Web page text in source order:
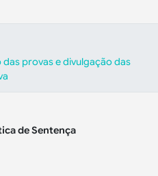
provas e divulgação das
de Sentença